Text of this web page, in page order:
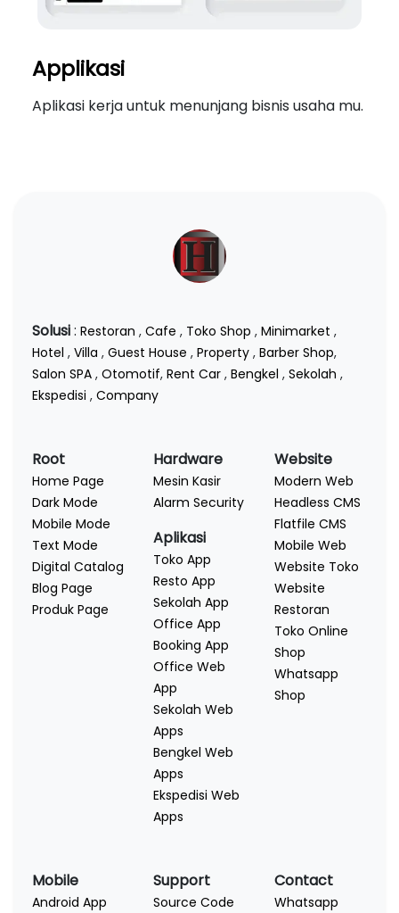
Applikasi
Aplikasi kerja untuk menunjang bisnis usaha mu.
Solusi: Restoran , Cafe , Toko Shop , Minimarket ,
Hotel , Villa , Guest House , Property , Barber Shop,
Salon SPA , Otomotif, Rent Car , Bengkel , Sekolah ,
Ekspedisi , Company
Root
Home Page
Dark Mode
Mobile Mode
Text Mode
Digital Catalog
Blog Page
Produk Page
Hardware
Mesin Kasir
Alarm Security
Aplikasi
Toko App
Resto App
Sekolah App
Office App
Booking App
Office Web
App
Sekolah Web
Apps
Bengkel Web
Apps
Ekspedisi Web
Apps
Website
Modern Web
Headless CMS
Flatfile CMS
Mobile Web
Website Toko
Website
Restoran
Toko Online
Shop
Whatsapp
Shop
Mobile
Android App
Support
Source Code
Contact
Whatsapp